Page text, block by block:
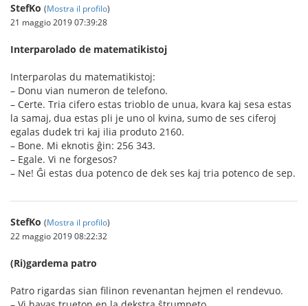
StefKo (Mostra il profilo)
21 maggio 2019 07:39:28
Interparolado de matematikistoj
Interparolas du matematikistoj:
– Donu vian numeron de telefono.
– Certe. Tria cifero estas trioblo de unua, kvara kaj sesa estas
la samaj, dua estas pli je uno ol kvina, sumo de ses ciferoj
egalas dudek tri kaj ilia produto 2160.
– Bone. Mi eknotis ĝin: 256 343.
– Egale. Vi ne forgesos?
– Ne! Ĝi estas dua potenco de dek ses kaj tria potenco de sep.
StefKo (Mostra il profilo)
22 maggio 2019 08:22:32
(Ri)gardema patro
Patro rigardas sian filinon revenantan hejmen el rendevuo.